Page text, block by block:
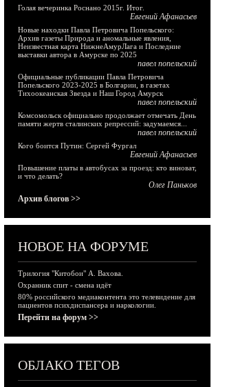
Голая вечеринка Роснано 2015г. Итог.
Евгений Афанасьев
Новые находки Павла Петровича Попельского:
Архив газеты Природа и аномальные явления,
Неизвестная карта НижнеАмурЛага и Последние
выставки автора в Амурске по 2025
павел попельский
Официальные публикации Павла Петровича
Попельского 2023-2025 в Болгарии, в газетах
Тихоокеанская Звезда и Наш Город Амурск
павел попельский
Комсомольск официально продолжает отмечать День
памяти жертв сталинских репрессий: задумаемся...
павел попельский
Кого боится Путин: Сергей Фургал
Евгений Афанасьев
Повышение платы в автобусах за проезд: кто виноват,
и что делать?
Олег Паньков
Архив блогов >>
НОВОЕ НА ФОРУМЕ
Трилогия "Китобои" А. Вахова.
Охранник спит - смена идёт
80% российского медиаконтента это телевидение для
пациентов психдиспансера и наркологии.
Перейти на форум >>
ОБЛАКО ТЕГОВ